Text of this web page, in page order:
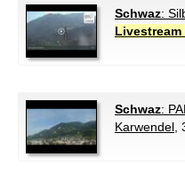
Schwaz:
Livestream
Schwaz:
Karwendel